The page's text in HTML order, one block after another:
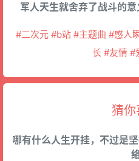
军人天生就舍弃了战斗的
#二次元 #b站 #主题曲 #感人
长 #友情 #
猜你
哪有什么人生开挂，不过是